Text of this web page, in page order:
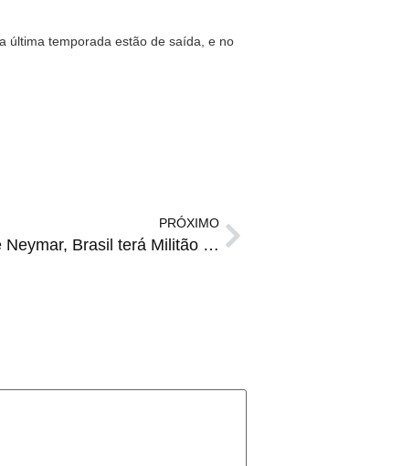
última temporada estão de saída, e no
PRÓXIMO
DECISÃO | Com retorno de Neymar, Brasil terá Militão e Danilo nas laterais